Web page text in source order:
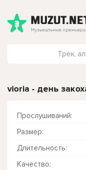
vioria - день
Прослушиваний:
Размер:
Длительность:
Качество: